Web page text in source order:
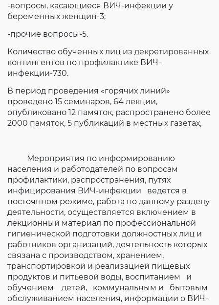
-вопросы, касающиеся ВИЧ-инфекции у
беременных женщин-3;
-прочие вопросы-5.
Количество обученных лиц из декретированных
контингентов по профилактике ВИЧ-
инфекции-730.
В период проведения «горячих линий»
проведено 15 семинаров, 64 лекции,
опубликовано 12 памяток, распространено более
2000 памяток, 5 публикаций в местных газетах,
Мероприятия по информированию
населения и работодателей по вопросам
профилактики, распространения, путях
инфицирования ВИЧ-инфекции ведется в
постоянном режиме, работа по данному разделу
деятельности, осуществляется включением в
лекционный материал по профессиональной
гигиенической подготовки должностных лиц и
работников организаций, деятельность которых
связана с производством, хранением,
транспортировкой и реализацией пищевых
продуктов и питьевой воды, воспитанием и
обучением детей, коммунальным и бытовым
обслуживанием населения, информации о ВИЧ-